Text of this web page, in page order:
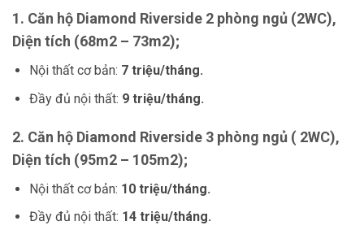
1. Căn hộ Diamond Riverside 2 phòng ngủ (2WC),
Diện tích (68m2 – 73m2);
Nội thất cơ bản: 7 triệu/tháng.
Đầy đủ nội thất: 9 triệu/tháng.
2. Căn hộ Diamond Riverside 3 phòng ngủ ( 2WC),
Diện tích (95m2 – 105m2);
Nội thất cơ bản: 10 triệu/tháng.
Đầy đủ nội thất: 14 triệu/tháng.